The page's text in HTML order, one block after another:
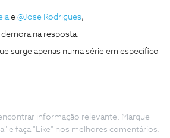
e @Jose Rodrigues,
na resposta.
surge apenas numa série em específico
informação relevante. Marque
e faça "Like" nos melhores comentários.